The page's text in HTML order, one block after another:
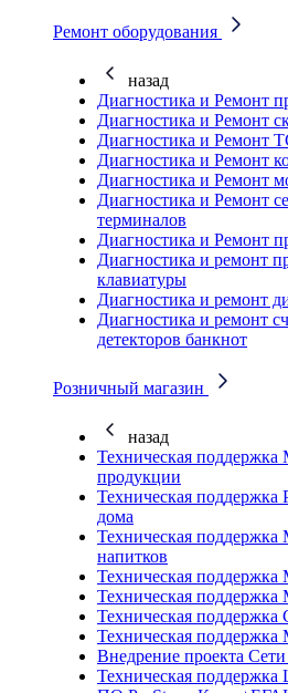
Ремонт оборудования
назад
Диагностика и Ремонт
Диагностика и Ремонт
Диагностика и Ремонт
Диагностика и Ремонт
Диагностика и Ремонт
Диагностика и Ремонт
терминалов
Диагностика и Ремонт
Диагностика и ремонт
клавиатуры
Диагностика и ремонт
Диагностика и ремонт
детекторов банкнот
Розничный магазин
назад
Техническая поддержка
продукции
Техническая поддержка
дома
Техническая поддержка
напитков
Техническая поддержка
Техническая поддержка
Техническая поддержка
Техническая поддержка
Внедрение проекта Сети
Техническая поддержка